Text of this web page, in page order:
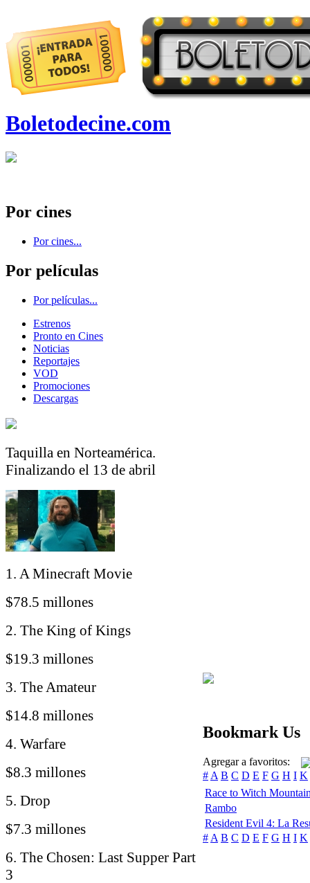
Boletodecine.com
Por cines
Por cines...
Por películas
Por películas...
Estrenos
Pronto en Cines
Noticias
Reportajes
VOD
Promociones
Descargas
Taquilla en Norteamérica.
Finalizando el 13 de abril
1. A Minecraft Movie
$78.5 millones
2. The King of Kings
$19.3 millones
3. The Amateur
$14.8 millones
4. Warfare
$8.3 millones
5. Drop
$7.3 millones
6. The Chosen: Last Supper Part
3
Bookmark Us
Agregar a favoritos:
# A B C D E F G H I K
Race to Witch
Rambo
Resident Evil 4: La
# A B C D E F G H I K